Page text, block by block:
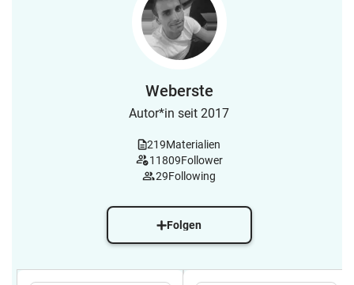
Weberste
Autor*in seit 2017
219Materialien
11809Follower
29Following
Folgen